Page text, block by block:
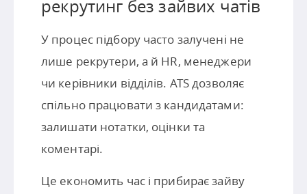
рекрутинг без зайвих чатів
У процес підбору часто залучені не
лише рекрутери, а й HR, менеджери
чи керівники відділів. ATS дозволяє
спільно працювати з кандидатами:
залишати нотатки, оцінки та
коментарі.
Це економить час і прибирає зайву